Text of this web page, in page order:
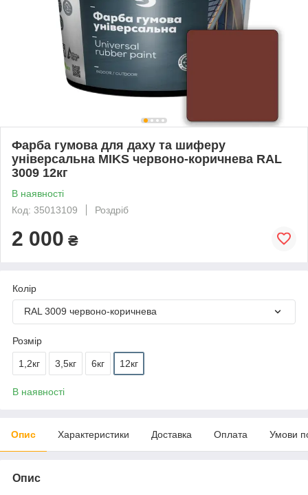
Фарба гумова для даху та шиферу
універсальна MIKS червоно-коричнева RAL
3009 12кг
В наявності
Код: 35013109
Роздріб
2 000 ₴
Колір
RAL 3009 червоно-коричнева
Розмір
1,2кг 3,5кг 6кг 12кг
В наявності
Опис Характеристики Доставка Оплата Умови
Опис